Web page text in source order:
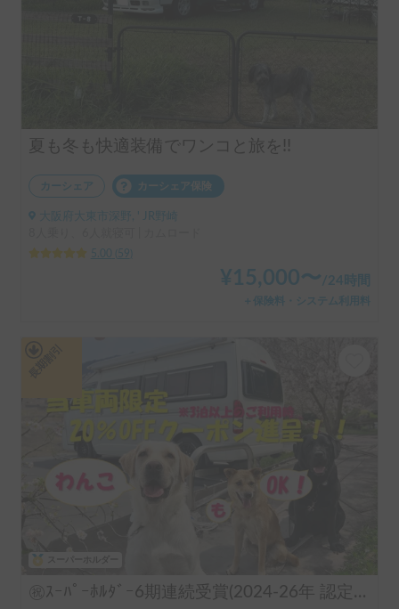
夏も冬も快適装備でワンコと旅を!!
カーシェア カーシェア保険
大阪府大東市深野, ' JR野崎
5.00
59
¥ 15,000〜/24時間
＋保険料・システム利用料
㊗️ｽｰﾊﾟｰﾎﾙﾀﾞｰ6期連続受賞(2024-26年 認定実績)👑 長期のご利用実績多数♨️🐕♨️わんちゃん🆗🙆✨FFヒーターで夜はぽかぽか☕️直前予約も可能(要相談下さい)⏰全面網戸で犬も人も快適👍ファミリーも喜んで頂けます😃〈ポータブルクーラー・大容量ポータブルバッテリー・電子レンジ・天井換気ファン・冷蔵庫・サブバッテリー2機・外部電源〉 断熱車体&アクリル二重＋網戸とシェード付の断熱窓！花火大会＆野外音楽フェスにも！ロードバイク2台楽々積んで車中泊OK❣️トランポ的な使い方も出来ます！ ハイエース サーフィン 憧れのキャンピングカーで！ 白馬 野沢温泉 蔵王 八方尾根 妙高 スキー スノボ